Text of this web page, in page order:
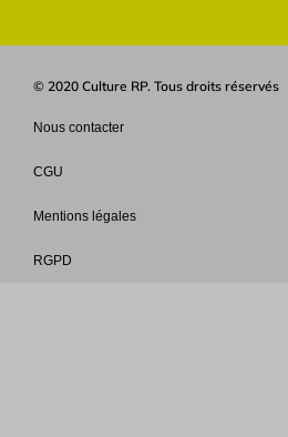
© 2020 Culture RP. Tous droits réservés
Nous contacter
CGU
Mentions légales
RGPD